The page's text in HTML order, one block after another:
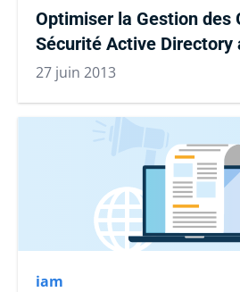
Optimiser la Gestion des
Sécurité Active Directory
27 juin 2013
iam